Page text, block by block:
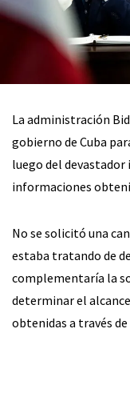
La administración
gobierno de Cuba
luego del
informaciones
No se solicitó una
estaba tratando de
complementaría la
determinar el
obtenidas a través